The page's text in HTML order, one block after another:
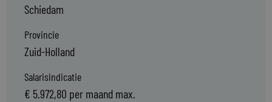
Schiedam
Provincie
Zuid-Holland
Salarisindicatie
€ 5.972,80 per maand max.